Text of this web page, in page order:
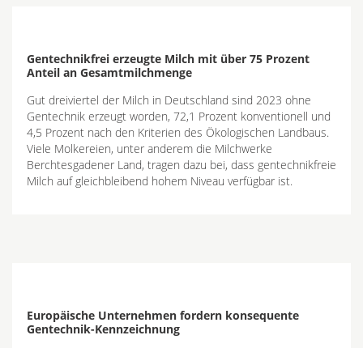
Gentechnikfrei erzeugte Milch mit über 75 Prozent
Anteil an Gesamtmilchmenge
Gut dreiviertel der Milch in Deutschland sind 2023 ohne
Gentechnik erzeugt worden, 72,1 Prozent konventionell und
4,5 Prozent nach den Kriterien des Ökologischen Landbaus.
Viele Molkereien, unter anderem die Milchwerke
Berchtesgadener Land, tragen dazu bei, dass gentechnikfreie
Milch auf gleichbleibend hohem Niveau verfügbar ist.
Europäische Unternehmen fordern konsequente
Gentechnik-Kennzeichnung